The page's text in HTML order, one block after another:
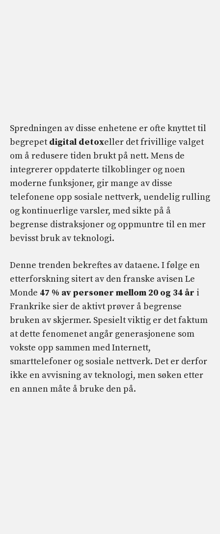
Spredningen av disse enhetene er ofte knyttet til
begrepet digital detoxeller det frivillige valget
om å redusere tiden brukt på nett. Mens de
integrerer oppdaterte tilkoblinger og noen
moderne funksjoner, gir mange av disse
telefonene opp sosiale nettverk, uendelig rulling
og kontinuerlige varsler, med sikte på å
begrense distraksjoner og oppmuntre til en mer
bevisst bruk av teknologi.
Denne trenden bekreftes av dataene. I følge en
etterforskning sitert av den franske avisen Le
Monde 47 % av personer mellom 20 og 34 år i
Frankrike sier de aktivt prøver å begrense
bruken av skjermer. Spesielt viktig er det faktum
at dette fenomenet angår generasjonene som
vokste opp sammen med Internett,
smarttelefoner og sosiale nettverk. Det er derfor
ikke en avvisning av teknologi, men søken etter
en annen måte å bruke den på.